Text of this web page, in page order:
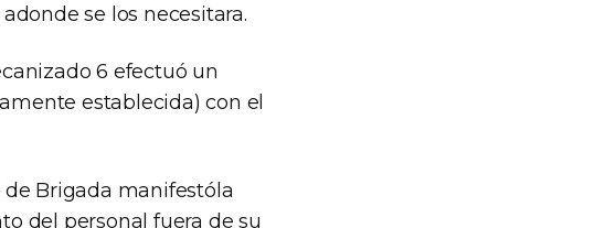
se los necesitara.
6 efectuó un
establecida) con el
Brigada manifestóla
del personal fuera de su